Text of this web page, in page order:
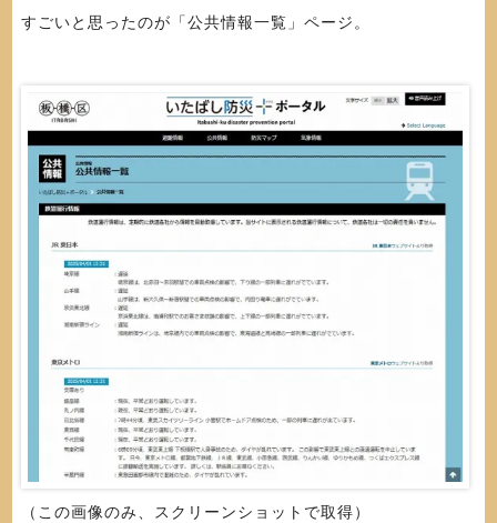
すごいと思ったのが「公共情報一覧」ページ。
（この画像のみ、スクリーンショットで取得）